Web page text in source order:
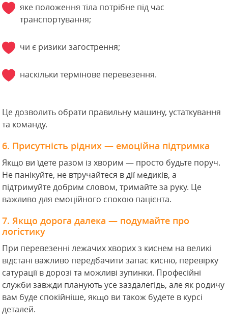
яке положення тіла потрібне під час
транспортування;
чи є ризики загострення;
наскільки термінове перевезення.
Це дозволить обрати правильну машину, устаткування
та команду.
6. Присутність рідних — емоційна підтримка
Якщо ви їдете разом із хворим — просто будьте поруч.
Не панікуйте, не втручайтеся в дії медиків, а
підтримуйте добрим словом, тримайте за руку. Це
важливо для емоційного спокою пацієнта.
7. Якщо дорога далека — подумайте про
логістику
При перевезенні лежачих хворих з киснем на великі
відстані важливо передбачити запас кисню, перевірку
сатурації в дорозі та можливі зупинки. Професійні
служби завжди планують усе заздалегідь, але як родичу
вам буде спокійніше, якщо ви також будете в курсі
деталей.